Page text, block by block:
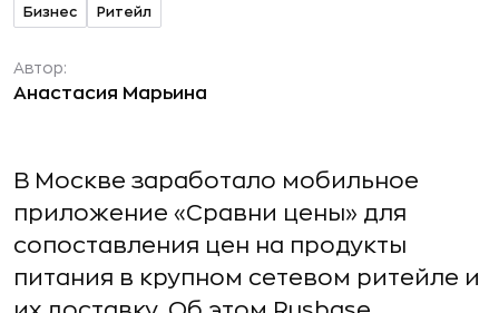
Бизнес Ритейл
Автор:
Анастасия Марьина
В Москве заработало мобильное
приложение «Сравни цены» для
сопоставления цен на продукты
питания в крупном сетевом ритейле и